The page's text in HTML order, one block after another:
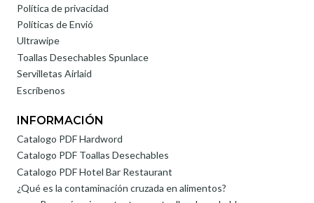
Política de privacidad
Políticas de Envió
Ultrawipe
Toallas Desechables Spunlace
Servilletas Airlaid
Escríbenos
INFORMACIÓN
Catalogo PDF Hardword
Catalogo PDF Toallas Desechables
Catalogo PDF Hotel Bar Restaurant
¿Qué es la contaminación cruzada en alimentos?